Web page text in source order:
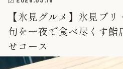
【氷見グルメ】氷見ブ
旬を一夜で食べ尽くす鮨
せコース